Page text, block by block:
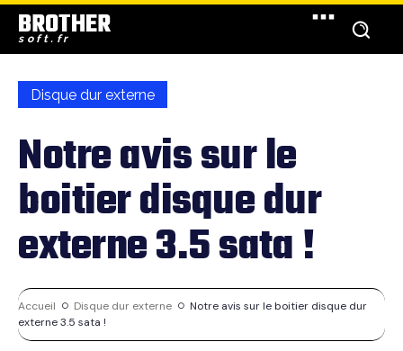
BROTHER
soft.fr
Disque dur externe
Notre avis sur le
boitier disque dur
externe 3.5 sata !
Accueil Disque dur externe
Notre avis sur le boitier disque dur
externe 3.5 sata !